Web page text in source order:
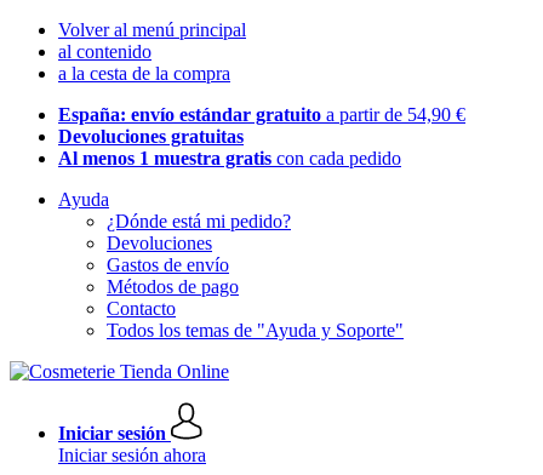
Volver al menú principal
al contenido
a la cesta de la compra
España: envío estándar gratuito a partir de 54,90 €
Devoluciones gratuitas
Al menos 1 muestra gratis con cada pedido
Ayuda
¿Dónde está mi pedido?
Devoluciones
Gastos de envío
Métodos de pago
Contacto
Todos los temas de "Ayuda y Soporte"
Iniciar sesión
Iniciar sesión ahora